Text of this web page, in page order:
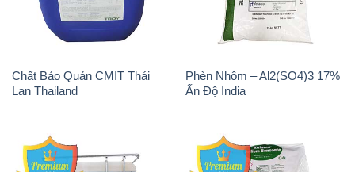
Chất Bảo Quản CMIT Thái
Lan Thailand
Phèn Nhôm – Al2(SO4)3 17%
Ấn Độ India